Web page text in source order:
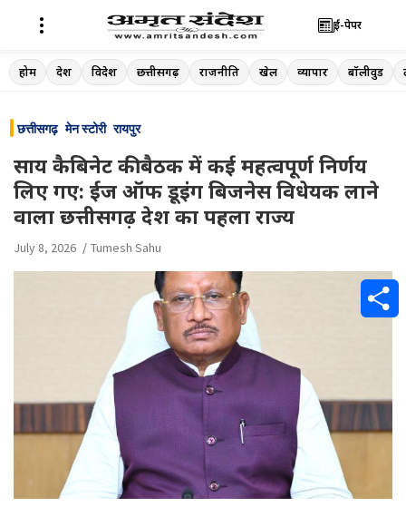
Skip
to
ई-पेपर
होम देश विदेश छत्तीसगढ़ राजनीति खेल व्यापार बॉलीवुड
छत्तीसगढ़ मेन स्टोरी रायपुर
साय कैबिनेट की बैठक में कई महत्वपूर्ण निर्णय
लिए गए: ईज ऑफ डूइंग बिजनेस विधेयक लाने
वाला छत्तीसगढ़ देश का पहला राज्य
July 8, 2026 Tumesh Sahu